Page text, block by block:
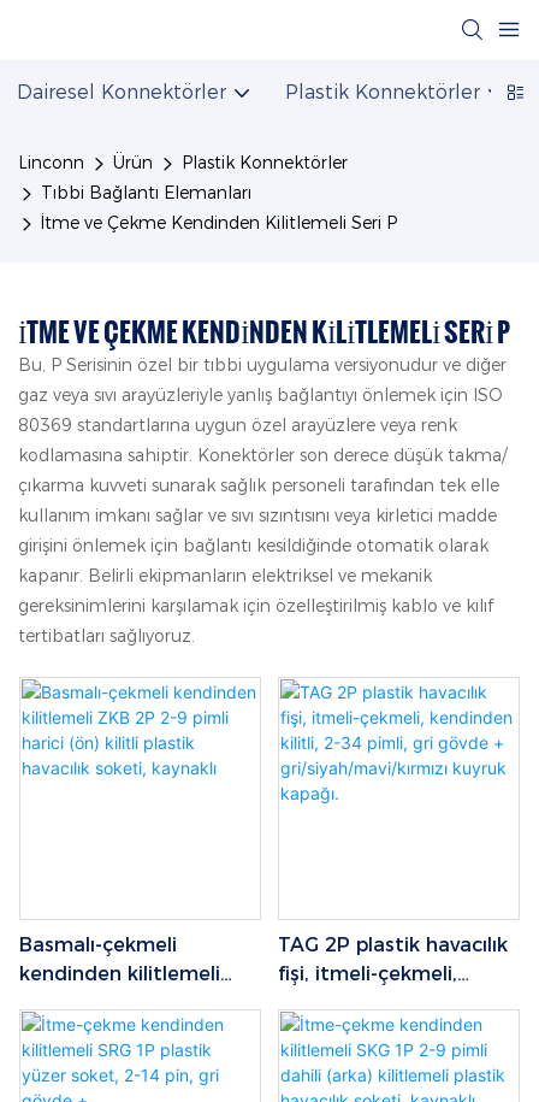
Dairesel Konnektörler Plastik Konnektörler
Linconn Ürün
Plastik Konnektörler
Tıbbi Bağlantı Elemanları
İtme ve Çekme Kendinden Kilitlemeli Seri P
İTME VE ÇEKME KENDINDEN KILITLEMELI SERI P
Bu, P Serisinin özel bir tıbbi uygulama versiyonudur ve diğer
gaz veya sıvı arayüzleriyle yanlış bağlantıyı önlemek için ISO
80369 standartlarına uygun özel arayüzlere veya renk
kodlamasına sahiptir. Konektörler son derece düşük takma/
çıkarma kuvveti sunarak sağlık personeli tarafından tek elle
kullanım imkanı sağlar ve sıvı sızıntısını veya kirletici madde
girişini önlemek için bağlantı kesildiğinde otomatik olarak
kapanır. Belirli ekipmanların elektriksel ve mekanik
gereksinimlerini karşılamak için özelleştirilmiş kablo ve kılıf
tertibatları sağlıyoruz.
Basmalı-çekmeli
kendinden kilitlemeli
(ön) kilitli plastik
havacılık soketi, kaynaklı
TAG 2P plastik havacılık
fişi, itmeli-çekmeli,
pimli, gri gövde +
gri/siyah/mavi/kırmızı
kuyruk kapağı.